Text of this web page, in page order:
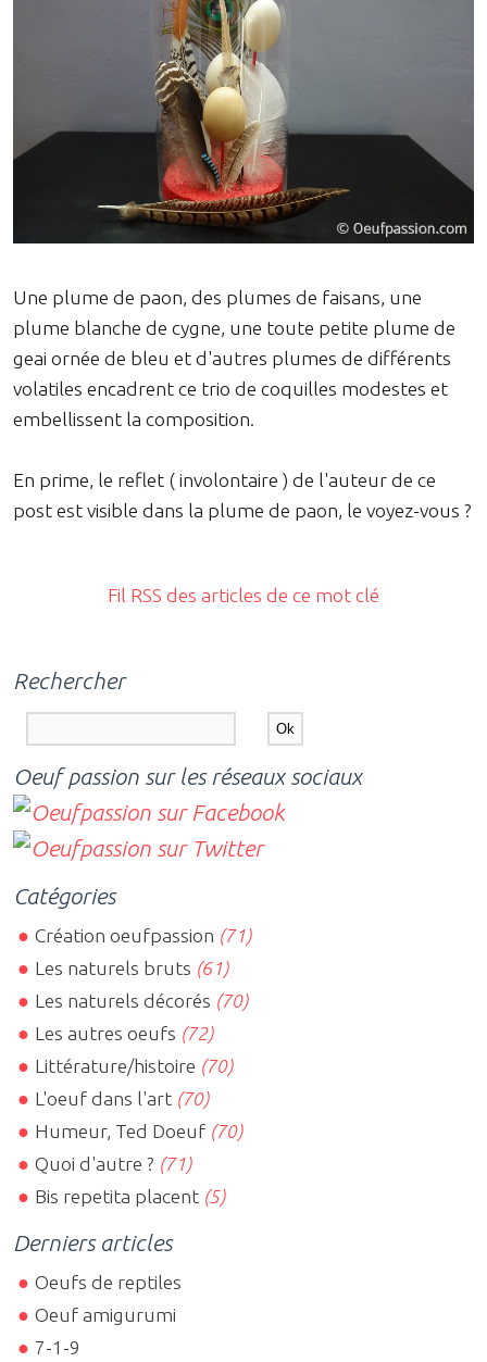
Une plume de paon, des plumes de faisans, une
plume blanche de cygne, une toute petite plume de
geai ornée de bleu et d'autres plumes de différents
volatiles encadrent ce trio de coquilles modestes et
embellissent la composition.
En prime, le reflet ( involontaire ) de l'auteur de ce
post est visible dans la plume de paon, le voyez-vous ?
Fil RSS des articles de ce mot clé
Rechercher
Oeuf passion sur les réseaux sociaux
Catégories
Création oeufpassion (71)
Les naturels bruts (61)
Les naturels décorés (70)
Les autres oeufs (72)
Littérature/histoire (70)
L'oeuf dans l'art (70)
Humeur, Ted Doeuf (70)
Quoi d'autre ? (71)
Bis repetita placent (5)
Derniers articles
Oeufs de reptiles
Oeuf amigurumi
7-1-9